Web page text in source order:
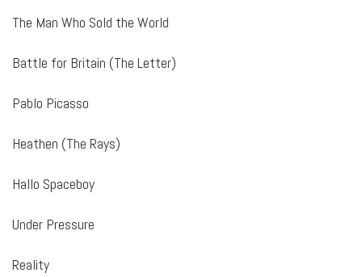
The Man Who Sold the World
Battle for Britain (The Letter)
Pablo Picasso
Heathen (The Rays)
Hallo Spaceboy
Under Pressure
Reality